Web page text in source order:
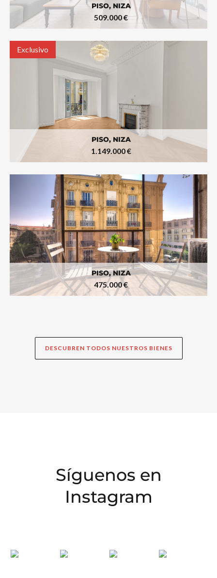
PISO, NIZA
509.000 €
PISO, NIZA
1.149.000 €
Exclusivo
PISO, NIZA
475.000 €
DESCUBREN TODOS NUESTROS BIENES
Síguenos en
Instagram